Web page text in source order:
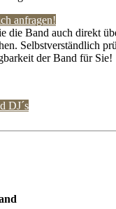
anfragen!
die Band auch direkt
Selbstverständlich
der Band für Sie!
DJ´s